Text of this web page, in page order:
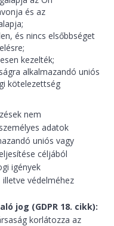
és az
és nincs elsőbbséget
kezelték;
alkalmazandó uniós
kötelezettség
nem
adatok
uniós vagy
céljából
igények
védelméhez
jog (GDPR 18. cikk):
korlátozza az